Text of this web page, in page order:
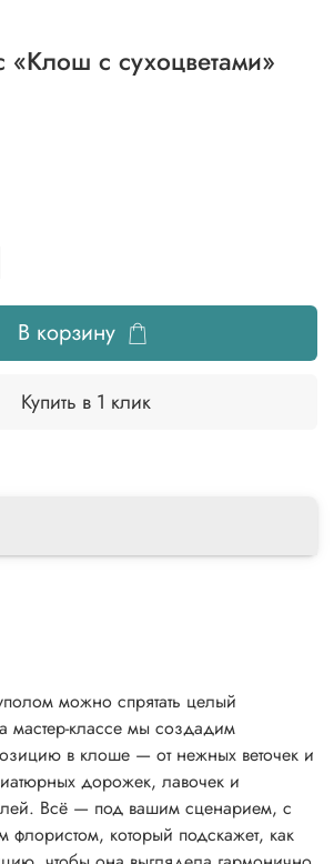
«Клош с сухоцветами»
В корзину
Купить в 1 клик
можно спрятать целый
классе мы создадим
в клоше — от нежных веточек и
дорожек, лавочек и
Всё — под вашим сценарием, с
флористом, который подскажет, как